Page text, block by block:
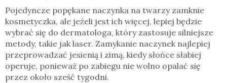
Pojedyncze popękane naczynka na twarzy zamknie
kosmetyczka, ale jeżeli jest ich więcej, lepiej będzie
wybrać się do dermatologa, który zastosuje silniejsze
metody, takie jak laser. Zamykanie naczynek najlepiej
przeprowadzać jesienią i zimą, kiedy słońce słabiej
operuje, ponieważ po zabiegu nie wolno opalać się
przez około sześć tygodni.